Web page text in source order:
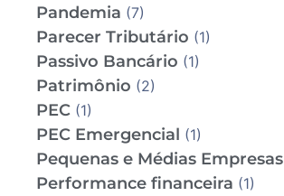
Pandemia (7)
Parecer Tributário (1)
Passivo Bancário (1)
Patrimônio (2)
PEC (1)
PEC Emergencial (1)
Pequenas e Médias Empresas
Performance financeira (1)